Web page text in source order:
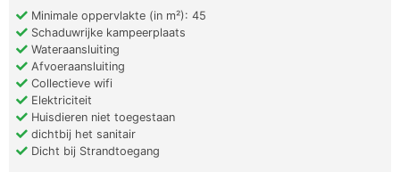
Minimale oppervlakte (in m²): 45
Schaduwrijke kampeerplaats
Wateraansluiting
Afvoeraansluiting
Collectieve wifi
Elektriciteit
Huisdieren niet toegestaan
dichtbij het sanitair
Dicht bij Strandtoegang